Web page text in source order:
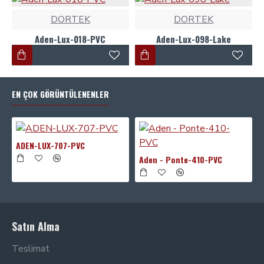
DORTEK
Aden-Lux-018-PVC
DORTEK
Aden-Lux-098-Lake
EN ÇOK GÖRÜNTÜLENENLER
ADEN-LUX-707-PVC
Aden - Ponte-410-PVC
Satın Alma
Teslimat